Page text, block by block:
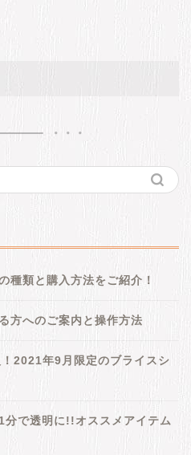
種類と購入方法をご紹介！
方へのご案内と操作方法
2021年9月限定のブライスシ
分で透明に!!オススメアイテム